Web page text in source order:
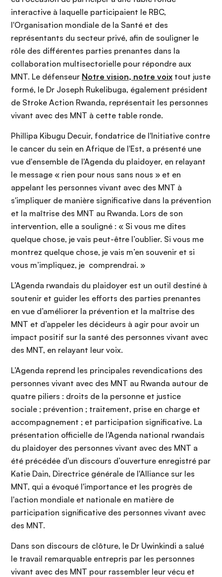
interactive à laquelle participaient le RBC,
l'Organisation mondiale de la Santé et des
représentants du secteur privé, afin de souligner le
rôle des différentes parties prenantes dans la
collaboration multisectorielle pour répondre aux
MNT. Le défenseur Notre vision, notre voix tout juste
formé, le Dr Joseph Rukelibuga, également président
de Stroke Action Rwanda, représentait les personnes
vivant avec des MNT à cette table ronde.
Phillipa Kibugu Decuir, fondatrice de l'Initiative contre
le cancer du sein en Afrique de l'Est, a présenté une
vue d'ensemble de l'Agenda du plaidoyer, en relayant
le message « rien pour nous sans nous » et en
appelant les personnes vivant avec des MNT à
s'impliquer de manière significative dans la prévention
et la maîtrise des MNT au Rwanda. Lors de son
intervention, elle a souligné : « Si vous me dites
quelque chose, je vais peut-être l’oublier. Si vous me
montrez quelque chose, je vais m’en souvenir et si
vous m’impliquez, je comprendrai. »
L’Agenda rwandais du plaidoyer est un outil destiné à
soutenir et guider les efforts des parties prenantes
en vue d’améliorer la prévention et la maîtrise des
MNT et d’appeler les décideurs à agir pour avoir un
impact positif sur la santé des personnes vivant avec
des MNT, en relayant leur voix.
L’Agenda reprend les principales revendications des
personnes vivant avec des MNT au Rwanda autour de
quatre piliers : droits de la personne et justice
sociale ; prévention ; traitement, prise en charge et
accompagnement ; et participation significative. La
présentation officielle de l’Agenda national rwandais
du plaidoyer des personnes vivant avec des MNT a
été précédée d'un discours d’ouverture enregistré par
Katie Dain, Directrice générale de l'Alliance sur les
MNT, qui a évoqué l'importance et les progrès de
l'action mondiale et nationale en matière de
participation significative des personnes vivant avec
des MNT.
Dans son discours de clôture, le Dr Uwinkindi a salué
le travail remarquable entrepris par les personnes
vivant avec des MNT pour rassembler leur vécu et